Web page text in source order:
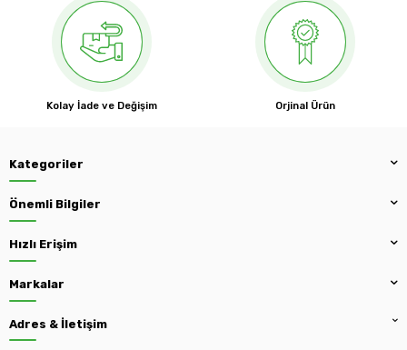
Kolay İade ve Değişim Orjinal Ürün
Kategoriler
Önemli Bilgiler
Hızlı Erişim
Markalar
Adres & İletişim